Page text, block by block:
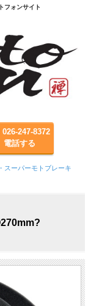
フォンサイト
026-247-8372
電話する
スーパーモトブレーキ